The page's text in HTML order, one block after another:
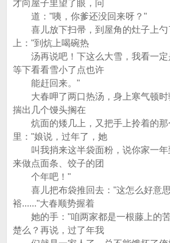
才向屋子里望了眼，问
道："咦，你爹还没回来呀？"
喜儿放下扫帚，到屋角的灶子上勺
上："到炕上喝碗热
汤再说吧！下这么大雪，我看一定
等下看看雪小了点也许
能赶回来。"
大春呷了两口热汤，身上寒气顿时
揣出几个馒头搁在
炕面的矮几上，又把手上拎着的那
里："娘说，过年了，她
叫我捎来这半袋面粉，说你家一年
来做点面条、饺子的团
个年吧！"
喜儿把布袋推回去："这怎么好意思
裕......"大春顺势握着
她的手："咱两家都是一根藤上的
楚么？再说，过了年我